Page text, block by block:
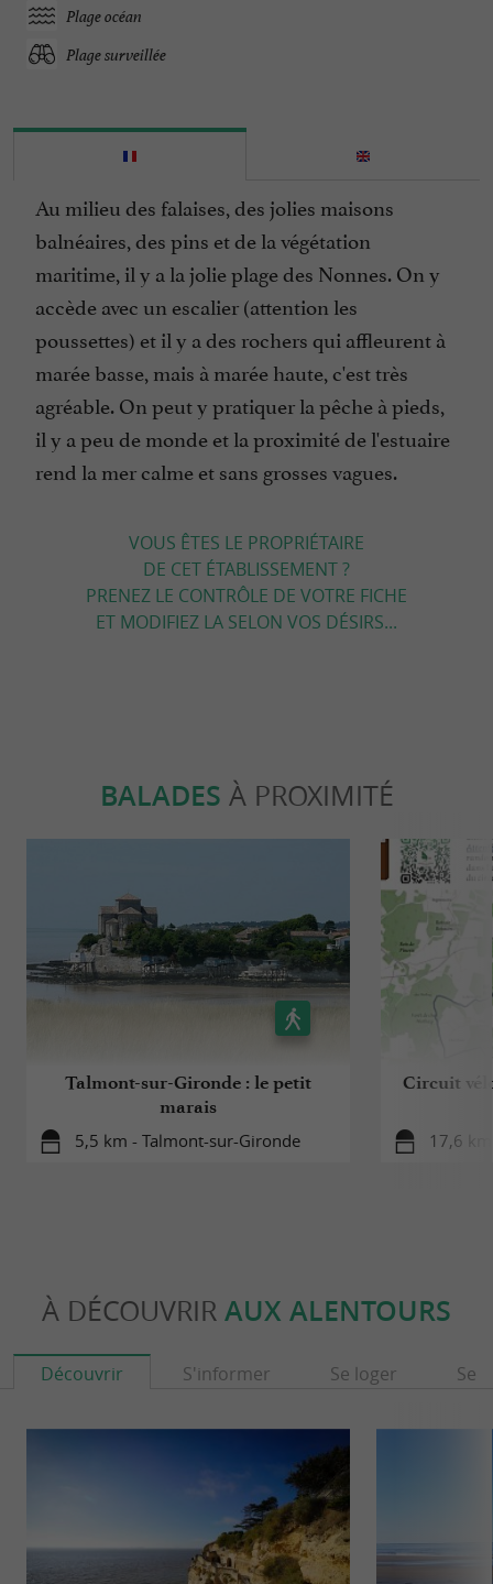
Plage océan
Plage surveillée
Au milieu des falaises, des jolies maisons
balnéaires, des pins et de la végétation
maritime, il y a la jolie plage des Nonnes. On y
accède avec un escalier (attention les
poussettes) et il y a des rochers qui affleurent à
marée basse, mais à marée haute, c'est très
agréable. On peut y pratiquer la pêche à pieds,
il y a peu de monde et la proximité de l'estuaire
rend la mer calme et sans grosses vagues.
VOUS ÊTES LE PROPRIÉTAIRE
DE CET ÉTABLISSEMENT ?
PRENEZ LE CONTRÔLE DE VOTRE FICHE
ET MODIFIEZ LA SELON VOS DÉSIRS...
BALADES À PROXIMITÉ
Talmont-sur-Gironde : le petit
marais
5,5 km - Talmont-sur-Gironde
Circuit
17,6
À DÉCOUVRIR AUX ALENTOURS
Découvrir S'informer Se loger Se